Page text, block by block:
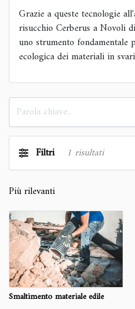
Grazie a queste tecnologie
risucchio Cerberus a Novoli
uno strumento fondamentale
ecologica dei materiali in
Filtri 1 risultati
Smaltimento materiale edile